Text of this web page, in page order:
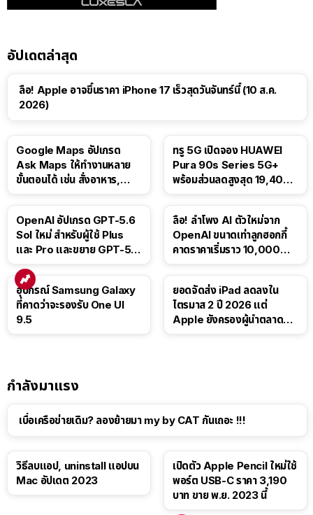
อัปเดตล่าสุด
ลือ! Apple อาจขึ้นราคา iPhone 17 เร็วสุดวันจันทร์นี้ (10 ส.ค.
2026)
Google Maps อัปเกรด
Ask Maps ให้ทำงานหลาย
ขั้นตอนได้ เช่น สั่งอาหาร,
ทรู 5G เปิดจอง HUAWEI
Pura 90s Series 5G+
พร้อมส่วนลดสูงสุด 19,400
OpenAI อัปเกรด GPT-5.6
Sol ใหม่ สำหรับผู้ใช้ Plus
และ Pro และขยาย GPT-5.6
ลือ! ลำโพง AI ตัวใหม่จาก
OpenAI ขนาดเท่าลูกฮอกกี้
คาดราคาเริ่มราว 10,000
อุปกรณ์ Samsung Galaxy
ที่คาดว่าจะรองรับ One UI
9.5
ยอดจัดส่ง iPad ลดลงใน
ไตรมาส 2 ปี 2026 แต่
Apple ยังครองผู้นำตลาด
กำลังมาแรง
เบื่อเครือข่ายเดิม? ลองย้ายมา my by CAT กันเถอะ !!!
วิธีลบแอป, uninstall แอปบน
Mac อัปเดต 2023
เปิดตัว Apple Pencil ใหม่ใช้
พอร์ต USB-C ราคา 3,190
บาท ขาย พ.ย. 2023 นี้